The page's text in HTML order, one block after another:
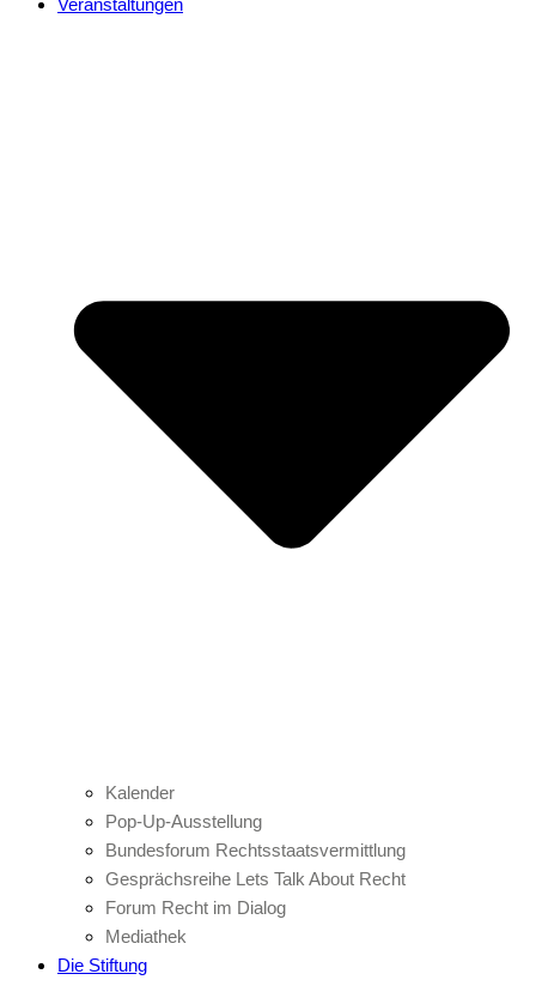
Veranstaltungen
Kalender
Pop-Up-Ausstellung
Bundesforum Rechtsstaatsvermittlung
Gesprächsreihe Lets Talk About Recht
Forum Recht im Dialog
Mediathek
Die Stiftung